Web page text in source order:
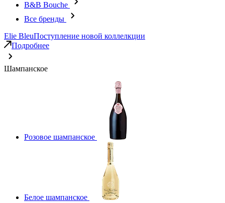
B&B Bouche
Все бренды
Elie BleuПоступление новой коллелкции
Подробнее
Шампанское
Розовое шампанское
Белое шампанское